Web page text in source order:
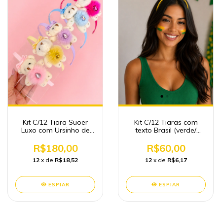
Kit C/12 Tiara Suoer
Luxo com Ursinho de
R$180,00
12 x de R$18,52
ESPIAR
Kit C/12 Tiaras com
texto Brasil (verde/
R$60,00
12 x de R$6,17
ESPIAR